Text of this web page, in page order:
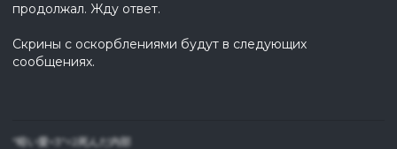
продолжал. Жду ответ.
Скрины с оскорблениями будут в следующих
сообщениях.
"暗い愛<3"=2死んだ内部